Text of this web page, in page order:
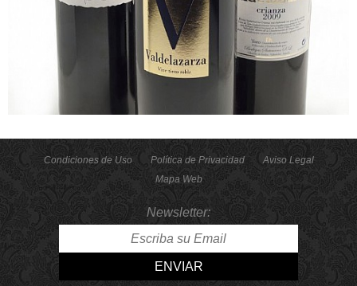
Condiciones de Uso Política de Privacidad
Aviso Legal
Mapa Web
ENVIAR
Newsletter: